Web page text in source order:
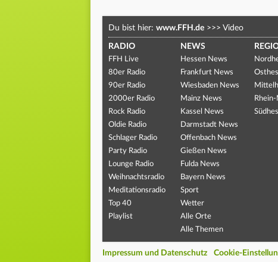
Du bist hier: www.FFH.de >>> Video
RADIO
FFH Live
80er Radio
90er Radio
2000er Radio
Rock Radio
Oldie Radio
Schlager Radio
Party Radio
Lounge Radio
Weihnachtsradio
Meditationsradio
Top 40
Playlist
NEWS
Hessen News
Frankfurt News
Wiesbaden News
Mainz News
Kassel News
Darmstadt News
Offenbach News
Gießen News
Fulda News
Bayern News
Sport
Wetter
Alle Orte
Alle Themen
Impressum und Datenschutz Cookie-